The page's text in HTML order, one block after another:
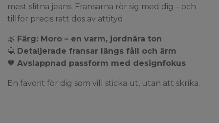
mest slitna jeans. Fransarna rör sig med dig – och
tillför precis rätt dos av attityd.
🌿 Färg: Moro – en varm, jordnära ton
🧶 Detaljerade fransar längs fåll och ärm
🖤 Avslappnad passform med designfokus
En favorit för dig som vill sticka ut, utan att skrika.